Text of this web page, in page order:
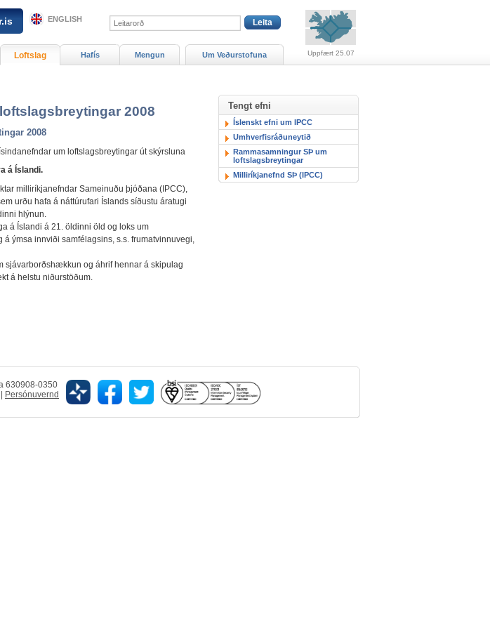
2008
2008
um loftslagsbreytingar út skýrsluna
á Íslandi.
milliríkjanefndar Sameinuðu þjóðana (IPCC),
urðu hafa á náttúrufari Íslands síðustu áratugi
hlýnun.
á Íslandi á 21. öldinni öld og loks um
ýmsa innviði samfélagsins, s.s. frumatvinnuvegi,
sjávarborðshækkun og áhrif hennar á skipulag
á helstu niðurstöðum.
Tengt efni
Íslenskt efni um IPCC
Umhverfisráðuneytið
Rammasamningur SÞ um
loftslagsbreytingar
Milliríkjanefnd SÞ (IPCC)
Loftslag Hafís Mengun Um Veðurstofuna Uppfært 25.07
ENGLISH
630908-0350
| Persónuvernd